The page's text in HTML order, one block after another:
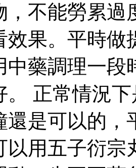
，不能勞累過
效果。平時
中藥調理一段
。 正常情況
還是可以的，
以用五子衍